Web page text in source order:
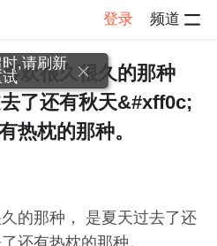
登录 频道
帖子详情
欢很久很久的那种
了还有秋天&#xff0c;
热枕的那种。
的那种， 是夏天过去了还
还有热枕的那种。
,请刷新